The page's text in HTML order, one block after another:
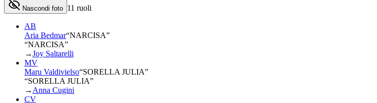
Nascondi foto 11 ruoli
AB
Aria Bedmar“NARCISA”
“NARCISA”
→Joy Saltarelli
MV
Maru Valdivielso“SORELLA JULIA”
“SORELLA JULIA”
→ Anna Cugini
CV